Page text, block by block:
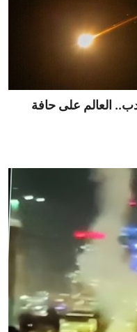
العالم على حافة